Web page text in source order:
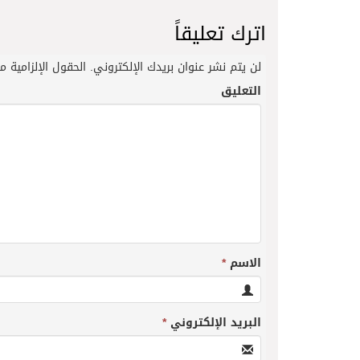
اترك تعليقاً
لن يتم نشر عنوان بريدك الإلكتروني. الحقول الإلزامية
التعليق
الاسم*
البريد الإلكتروني*